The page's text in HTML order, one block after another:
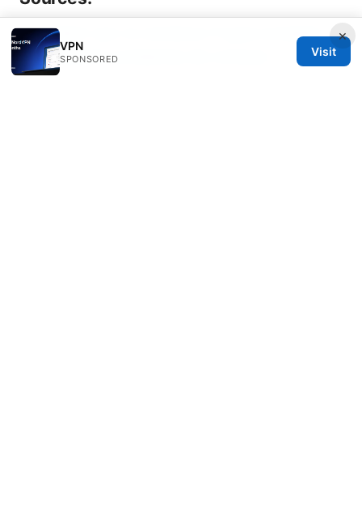
Forticlient vpn no windows 11 guia completo
para resolver problemas de conexao
×
VPN
SPONSORED
Visit